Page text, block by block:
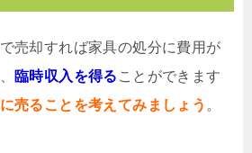
売却すれば家具の処分に費用が
臨時収入を得る ことができます
売ることを考えてみましょう 。